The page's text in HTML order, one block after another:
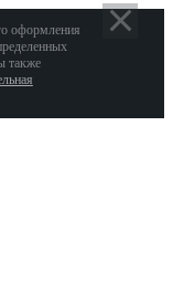
оформления
также